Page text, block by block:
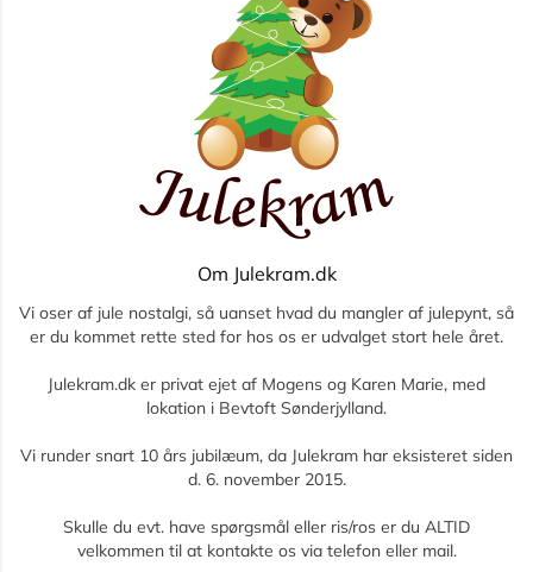
Om Julekram.dk
Vi oser af jule nostalgi, så uanset hvad du mangler af julepynt, så
er du kommet rette sted for hos os er udvalget stort hele året.
Julekram.dk er privat ejet af Mogens og Karen Marie, med
lokation i Bevtoft Sønderjylland.
Vi runder snart 10 års jubilæum, da Julekram har eksisteret siden
d. 6. november 2015.
Skulle du evt. have spørgsmål eller ris/ros er du ALTID
velkommen til at kontakte os via telefon eller mail.